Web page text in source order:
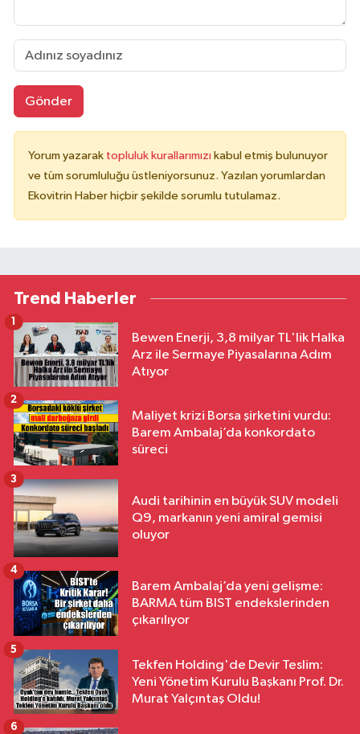
Gönder
Yorum yazarak topluluk kurallarımızı kabul etmiş bulunuyor
ve tüm sorumluluğu üstleniyorsunuz. Yazılan yorumlardan
Ekovitrin Haber hiçbir şekilde sorumlu tutulamaz.
Trend Haberler
Bewen Enerji, 3,8 milyar TL'lik Halka
Arz ile Sermaye Piyasalarına Adım
Atıyor
1
Maliyet krizi Borsa şirketini vurdu:
Barem Ambalaj’da konkordato
süreci
2
Audi tarihinin en büyük SUV modeli
Q9, markanın yeni amiral gemisi
oluyor
3
Barem Ambalaj’da yeni gelişme:
BARMA tüm BIST endekslerinden
çıkarılıyor
4
Tekfen Holding'de Devir Teslim:
Yeni Yönetim Kurulu Başkanı Prof. Dr.
Murat Yalçıntaş Oldu!
5
6